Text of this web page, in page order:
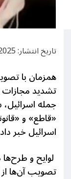
تاریخ انتشار: July 1, 2025
همزمان با
تشدید
جمله
«قاطع» و
اسرائیل خبر
لوایح و
تصویب آن‌ها